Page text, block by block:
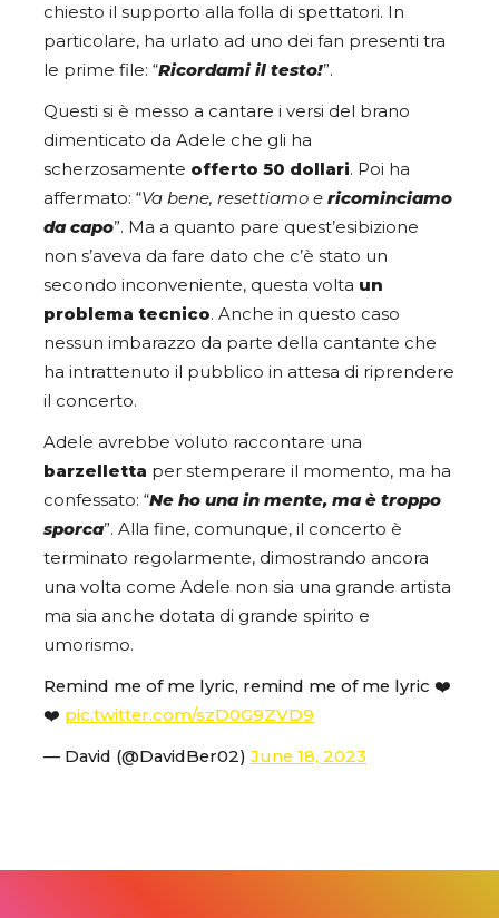
chiesto il supporto alla folla di spettatori. In
particolare, ha urlato ad uno dei fan presenti tra
le prime file: “Ricordami il testo!”.
Questi si è messo a cantare i versi del brano
dimenticato da Adele che gli ha
scherzosamente offerto 50 dollari. Poi ha
affermato: “Va bene, resettiamo e ricominciamo
da capo”. Ma a quanto pare quest’esibizione
non s’aveva da fare dato che c’è stato un
secondo inconveniente, questa volta un
problema tecnico. Anche in questo caso
nessun imbarazzo da parte della cantante che
ha intrattenuto il pubblico in attesa di riprendere
il concerto.
Adele avrebbe voluto raccontare una
barzelletta per stemperare il momento, ma ha
confessato: “Ne ho una in mente, ma è troppo
sporca”. Alla fine, comunque, il concerto è
terminato regolarmente, dimostrando ancora
una volta come Adele non sia una grande artista
ma sia anche dotata di grande spirito e
umorismo.
Remind me of me lyric, remind me of me lyric ❤️
❤️ pic.twitter.com/szD0G9ZVD9
— David (@DavidBer02) June 18, 2023